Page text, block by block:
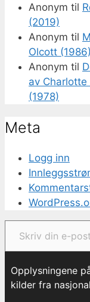
Anonym til
(2019)
Anonym til
Olcott (1986)
Anonym til
av
(1978)
Meta
Logg inn
Skriv din e-post...
Opplysningene
kilder fra